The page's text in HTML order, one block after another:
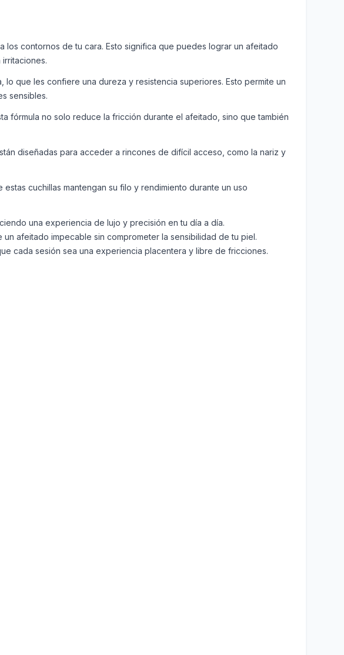
los contornos de tu cara. Esto significa que puedes lograr un afeitado
que les confiere una dureza y resistencia superiores. Esto permite un
sensibles.
fórmula no solo reduce la fricción durante el afeitado, sino que también
diseñadas para acceder a rincones de difícil acceso, como la nariz y
cuchillas mantengan su filo y rendimiento durante un uso
una experiencia de lujo y precisión en tu día a día.
afeitado impecable sin comprometer la sensibilidad de tu piel.
cada sesión sea una experiencia placentera y libre de fricciones.